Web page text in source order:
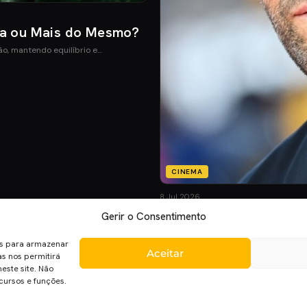
Gerir o Consentimento
para armazenar
nos permitirá
site. Não
e funções.
Aceitar
ou Mais do Mesmo?
mantendo equilíbrio e…
CINEMA
8 Jul 2026
Mutiny: O Novo